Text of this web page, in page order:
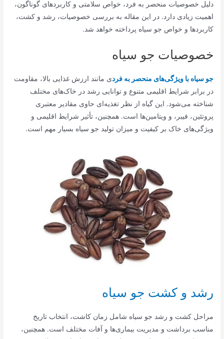
دلیل خصوصیات منحصر به فرد، خواص سلامتی و کاربردهای گوناگون،
اهمیت زیادی دارد. در این مقاله به بررسی خصوصیات، رشد و کشت،
کاربردها و خواص جو سیاه پرداخته خواهد شد.
خصوصیات جو سیاه
جو سیاه با ویژگی‌های منحصر به فردی مانند ارزش غذایی بالا، مقاومت
در برابر شرایط اقلیمی متنوع و توانایی رشد در خاک‌های مختلف
شناخته می‌شود. این گیاه از نظر تغذیه‌ای حاوی مقادیر معتبری
پروتئین، فیبر، و ویتامین‌ها است. همچنین، تأثیر شرایط اقلیمی و
ویژگی‌های خاک بر کیفیت و میزان تولید جو سیاه بسیار مهم است.
رشد و کشت جو سیاه
مراحل کشت و رشد جو سیاه شامل زمان کاشت، انتخاب تاریخ
مناسب برداشت و مدیریت بیماری‌ها و آفات مختلف است. همچنین،